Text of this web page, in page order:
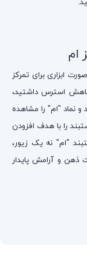
ام
ابزاری برای تمرکز
کاهش استرس داشتید،
نماد "ام" را مشاهده
را با هدف افزودن
"ام" نه یک زیور،
و آرامش پایدار